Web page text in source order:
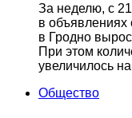
За неделю, с
в объявлениях
в Гродно
При этом
увеличилось
Общество